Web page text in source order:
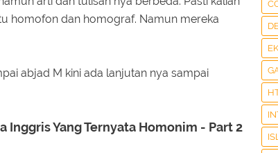
homofon dan homograf. Namun mereka
abjad M kini ada lanjutan nya sampai
Inggris Yang Ternyata Homonim - Part 2